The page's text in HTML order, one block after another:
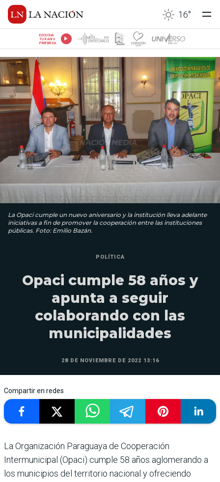
16°
ESCUCHÁ
TU RADIO
PREFERIDA
La Opaci cumple un nuevo aniversario y la institución lleva adelante
iniciativas a fin de promover la cooperación entre las instituciones
públicas. Foto: Emilio Bazán.
POLÍTICA
Opaci cumple 58 años y
apunta a seguir
colaborando con las
municipalidades
28 DE NOVIEMBRE DE 2022 13:16
Compartir en redes
La Organización Paraguaya de Cooperación
Intermunicipal (Opaci) cumple 58 años aglomerando a
los municipios del territorio nacional y ofreciendo